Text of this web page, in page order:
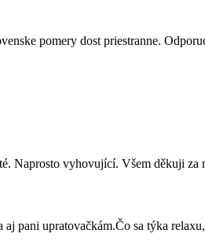
pomery dost priestranne.
Naprosto vyhovující. Všem děkuji za
pani upratovačkám.Čo sa týka